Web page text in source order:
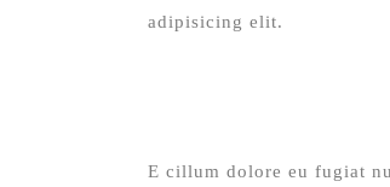
adipisicing elit.
E cillum dolore eu fugiat